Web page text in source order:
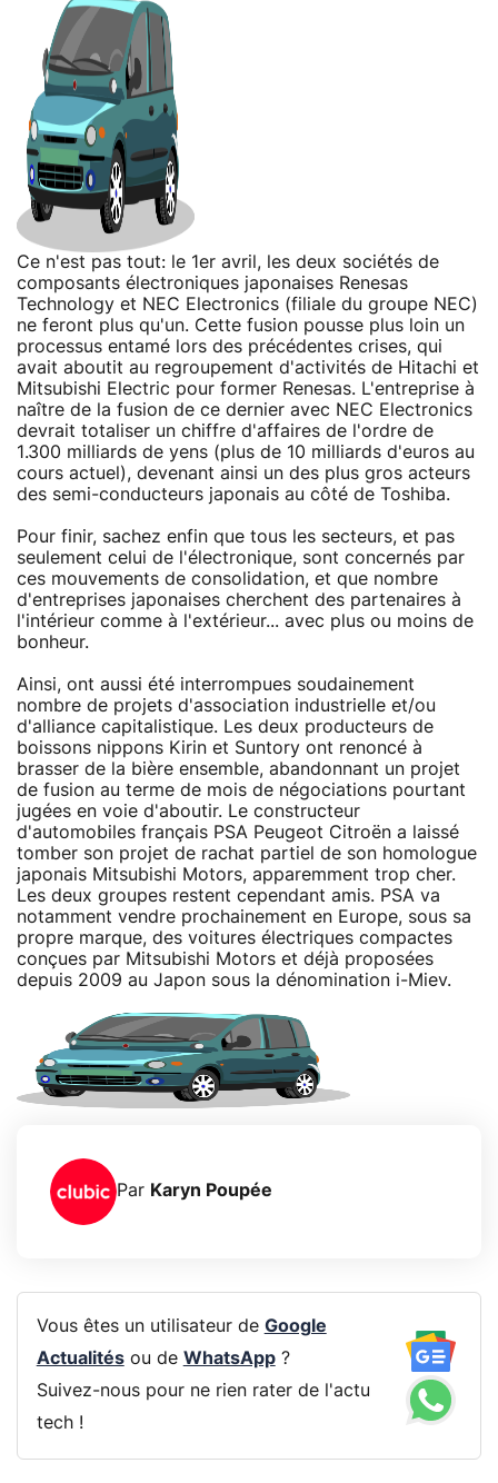
Ce n'est pas tout: le 1er avril, les deux sociétés de
composants électroniques japonaises Renesas
Technology et NEC Electronics (filiale du groupe NEC)
ne feront plus qu'un. Cette fusion pousse plus loin un
processus entamé lors des précédentes crises, qui
avait aboutit au regroupement d'activités de Hitachi et
Mitsubishi Electric pour former Renesas. L'entreprise à
naître de la fusion de ce dernier avec NEC Electronics
devrait totaliser un chiffre d'affaires de l'ordre de
1.300 milliards de yens (plus de 10 milliards d'euros au
cours actuel), devenant ainsi un des plus gros acteurs
des semi-conducteurs japonais au côté de Toshiba.
Pour finir, sachez enfin que tous les secteurs, et pas
seulement celui de l'électronique, sont concernés par
ces mouvements de consolidation, et que nombre
d'entreprises japonaises cherchent des partenaires à
l'intérieur comme à l'extérieur... avec plus ou moins de
bonheur.
Ainsi, ont aussi été interrompues soudainement
nombre de projets d'association industrielle et/ou
d'alliance capitalistique. Les deux producteurs de
boissons nippons Kirin et Suntory ont renoncé à
brasser de la bière ensemble, abandonnant un projet
de fusion au terme de mois de négociations pourtant
jugées en voie d'aboutir. Le constructeur
d'automobiles français PSA Peugeot Citroën a laissé
tomber son projet de rachat partiel de son homologue
japonais Mitsubishi Motors, apparemment trop cher.
Les deux groupes restent cependant amis. PSA va
notamment vendre prochainement en Europe, sous sa
propre marque, des voitures électriques compactes
conçues par Mitsubishi Motors et déjà proposées
depuis 2009 au Japon sous la dénomination i-Miev.
Par Karyn Poupée
Vous êtes un utilisateur de Google
Actualitésou de WhatsApp?
Suivez-nous pour ne rien rater de l'actu
tech !